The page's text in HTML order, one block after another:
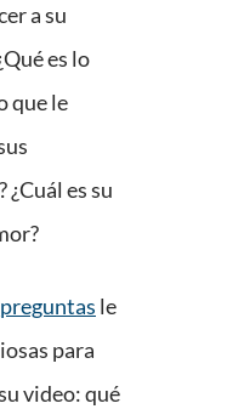
a su
es lo
que le
es su
le
para
video: qué